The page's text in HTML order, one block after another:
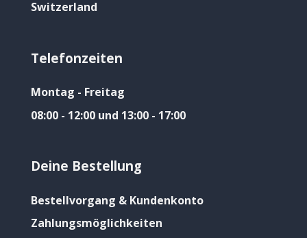
Switzerland
Telefonzeiten
Montag - Freitag
08:00 - 12:00 und 13:00 - 17:00
Deine Bestellung
Bestellvorgang & Kundenkonto
Zahlungsmöglichkeiten